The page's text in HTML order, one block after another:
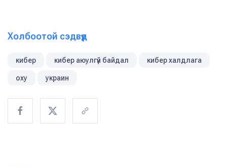
Холбоотой сэдвүүд
кибер кибер аюулгүй байдал кибер халдлага
оху украин